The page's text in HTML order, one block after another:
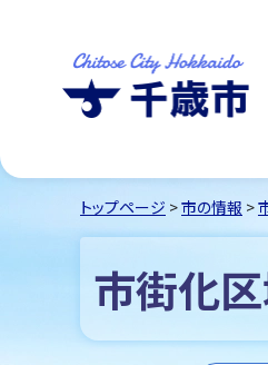
トップページ >市の情報 >
市街化